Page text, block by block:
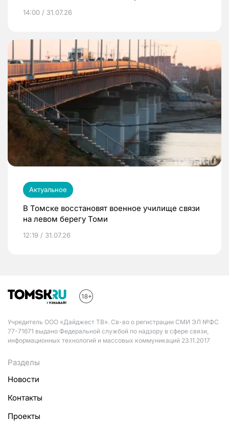
14:00 / 31.07.26
Актуальное
В Томске восстановят военное училище связи
на левом берегу Томи
12:19 / 31.07.26
Учредитель ООО «Дайджест ТВ». Св-во о регистрации СМИ ЭЛ №ФС
77-71671 выдано Федеральной службой по надзору в сфере связи,
информационных технологий и массовых коммуникаций 23.11.2017
Разделы
Новости
Контакты
Проекты